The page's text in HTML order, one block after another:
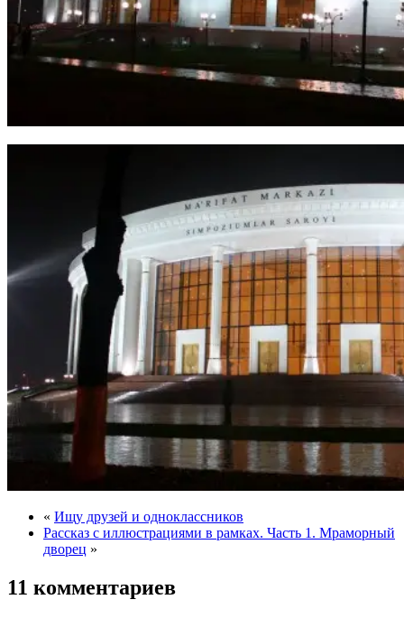
« Ищу друзей и одноклассников
Рассказ с иллюстрациями в рамках. Часть 1. Мраморный
дворец »
11 комментариев